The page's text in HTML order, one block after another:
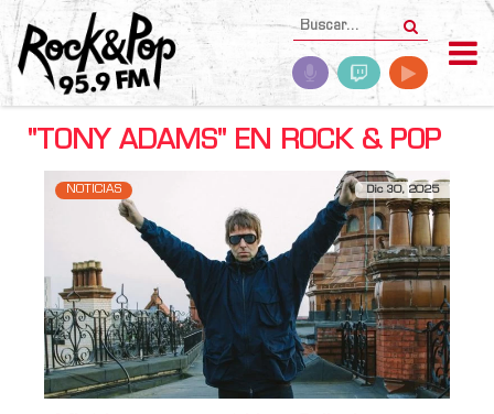
"TONY ADAMS" EN ROCK & POP
NOTICIAS Dic 30, 2025